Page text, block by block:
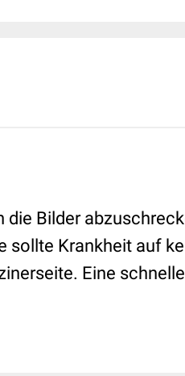
Bilder
sollte Krankheit auf
Eine